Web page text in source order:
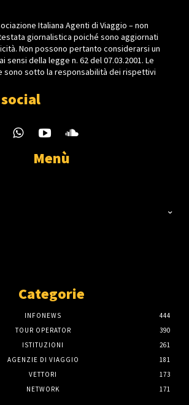
Italiana Agenti di Viaggio – non
giornalistica poiché sono aggiornati
Non possono pertanto considerarsi un
della legge n. 62 del 07.03.2001. Le
sono sotto la responsabilità dei rispettivi
Menù
Categorie
INFONEWS
444
TOUR OPERATOR
390
ISTITUZIONI
261
AGENZIE DI VIAGGIO
181
VETTORI
173
NETWORK
171